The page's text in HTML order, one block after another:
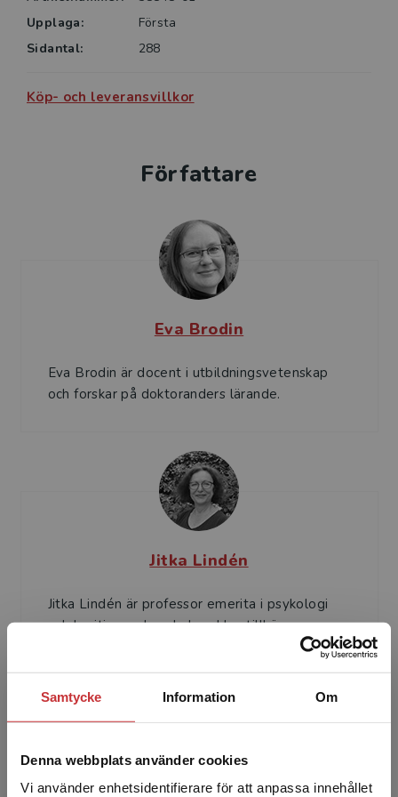
Samtycke Information Om
Denna webbplats använder cookies
Vi använder enhetsidentifierare för att anpassa innehållet
Upplaga:
Första
Sidantal:
288
Köp- och leveransvillkor
Författare
Eva Brodin
Eva Brodin är docent i utbildningsvetenskap
och forskar på doktoranders lärande.
Jitka Lindén
Jitka Lindén är professor emerita i psykologi
och legitimerad psykolog. Hon tillhör
forskarhandledning.